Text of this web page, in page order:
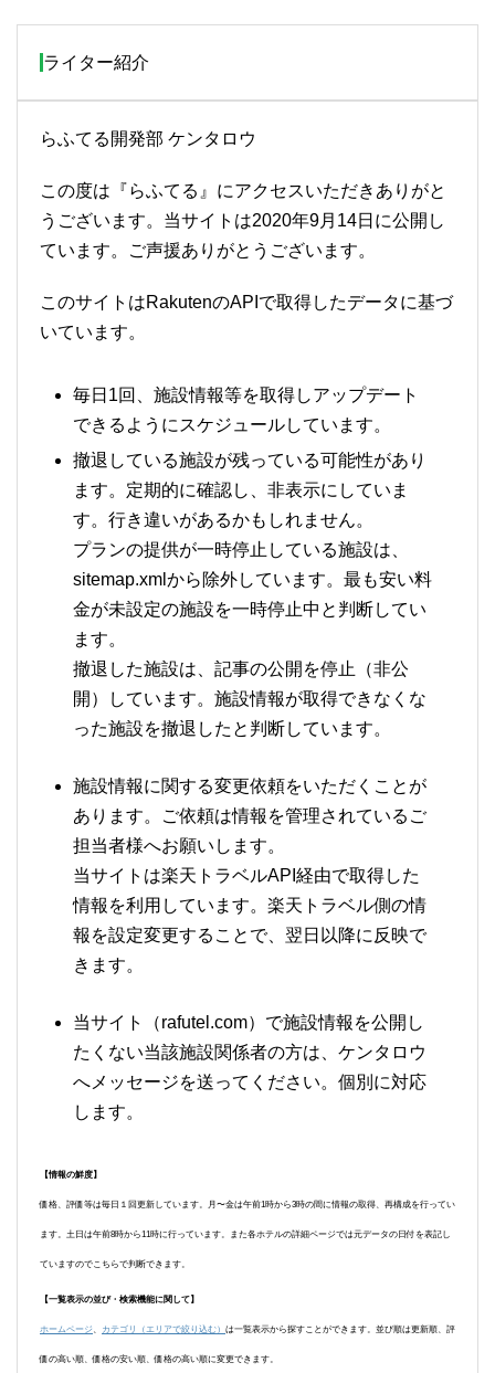
ライター紹介
らふてる開発部 ケンタロウ
この度は『らふてる』にアクセスいただきありがと
うございます。当サイトは2020年9月14日に公開し
ています。ご声援ありがとうございます。
このサイトはRakutenのAPIで取得したデータに基づ
いています。
毎日1回、施設情報等を取得しアップデート
できるようにスケジュールしています。
撤退している施設が残っている可能性があり
ます。定期的に確認し、非表示にしていま
す。行き違いがあるかもしれません。
プランの提供が一時停止している施設は、
sitemap.xmlから除外しています。最も安い料
金が未設定の施設を一時停止中と判断してい
ます。
撤退した施設は、記事の公開を停止（非公
開）しています。施設情報が取得できなくな
った施設を撤退したと判断しています。
施設情報に関する変更依頼をいただくことが
あります。ご依頼は情報を管理されているご
担当者様へお願いします。
当サイトは楽天トラベルAPI経由で取得した
情報を利用しています。楽天トラベル側の情
報を設定変更することで、翌日以降に反映で
きます。
当サイト（rafutel.com）で施設情報を公開し
たくない当該施設関係者の方は、ケンタロウ
へメッセージを送ってください。個別に対応
します。
【情報の鮮度】
価格、評価等は毎日１回更新しています。月〜金は午前1時から3時の間に情報の取得、再構成を行ってい
ます。土日は午前8時から11時に行っています。また各ホテルの詳細ページでは元データの日付を表記し
ていますのでこちらで判断できます。
【一覧表示の並び・検索機能に関して】
ホームページ 、 カテゴリ（エリアで絞り込む） は一覧表示から探すことができます。並び順は更新順、評
価の高い順、価格の安い順、価格の高い順に変更できます。